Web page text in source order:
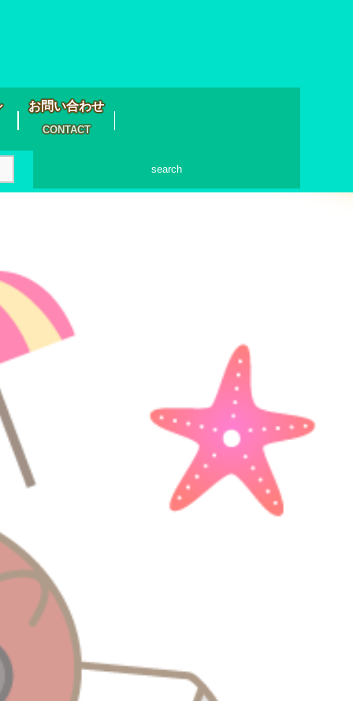
お問い合わせ
CONTACT
search